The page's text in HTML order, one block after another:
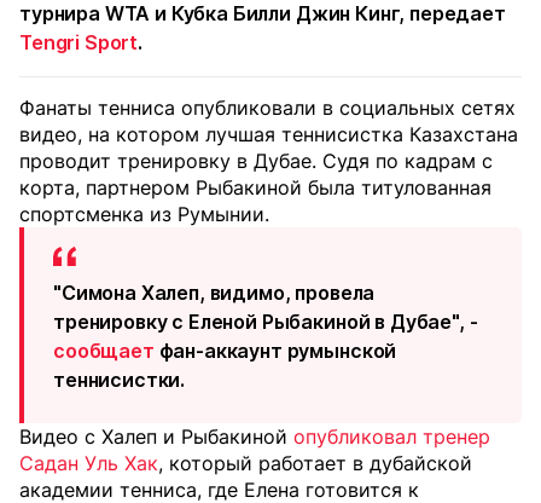
турнира WTA и Кубка Билли Джин Кинг, передает
Tengri Sport.
Фанаты тенниса опубликовали в социальных сетях
видео, на котором лучшая теннисистка Казахстана
проводит тренировку в Дубае. Судя по кадрам с
корта, партнером Рыбакиной была титулованная
спортсменка из Румынии.
"Симона Халеп, видимо, провела
тренировку с Еленой Рыбакиной в Дубае", -
сообщает фан-аккаунт румынской
теннисистки.
Видео с Халеп и Рыбакиной опубликовал тренер
Садан Уль Хак, который работает в дубайской
академии тенниса, где Елена готовится к